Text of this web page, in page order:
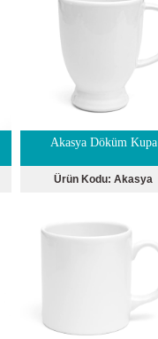
Akasya Döküm Kupa
Ürün Kodu: Akasya